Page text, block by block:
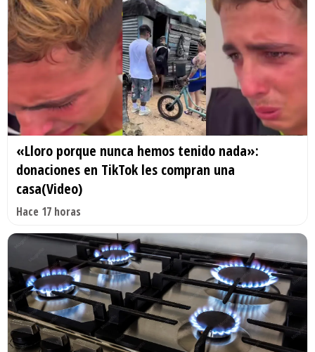
«Lloro porque nunca hemos tenido nada»:
donaciones en TikTok les compran una
casa(Video)
Hace 17 horas